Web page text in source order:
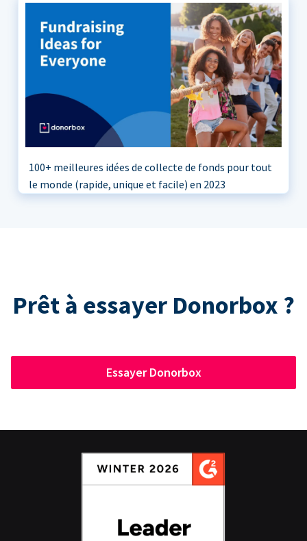
100+ meilleures idées de collecte de fonds pour tout
le monde (rapide, unique et facile) en 2023
Prêt à essayer Donorbox ?
Essayer Donorbox